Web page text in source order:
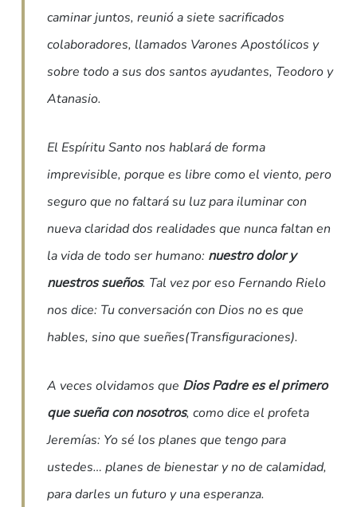
caminar juntos, reunió a siete sacrificados
colaboradores, llamados Varones Apostólicos y
sobre todo a sus dos santos ayudantes, Teodoro y
Atanasio.
El Espíritu Santo nos hablará de forma
imprevisible, porque es libre como el viento, pero
seguro que no faltará su luz para iluminar con
nueva claridad dos realidades que nunca faltan en
la vida de todo ser humano: nuestro dolor y
nuestros sueños. Tal vez por eso Fernando Rielo
nos dice: Tu conversación con Dios no es que
hables, sino que sueñes(Transfiguraciones).
A veces olvidamos que Dios Padre es el primero
que sueña con nosotros, como dice el profeta
Jeremías: Yo sé los planes que tengo para
ustedes… planes de bienestar y no de calamidad,
para darles un futuro y una esperanza.